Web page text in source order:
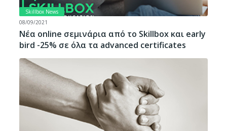
Skillbox News
08/09/2021
Νέα online σεμινάρια από το Skillbox και early
bird -25% σε όλα τα advanced certificates